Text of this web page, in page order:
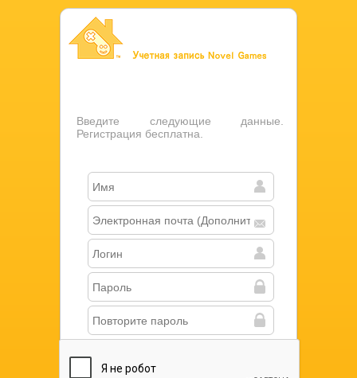
Введите следующие данные.
Регистрация бесплатна.